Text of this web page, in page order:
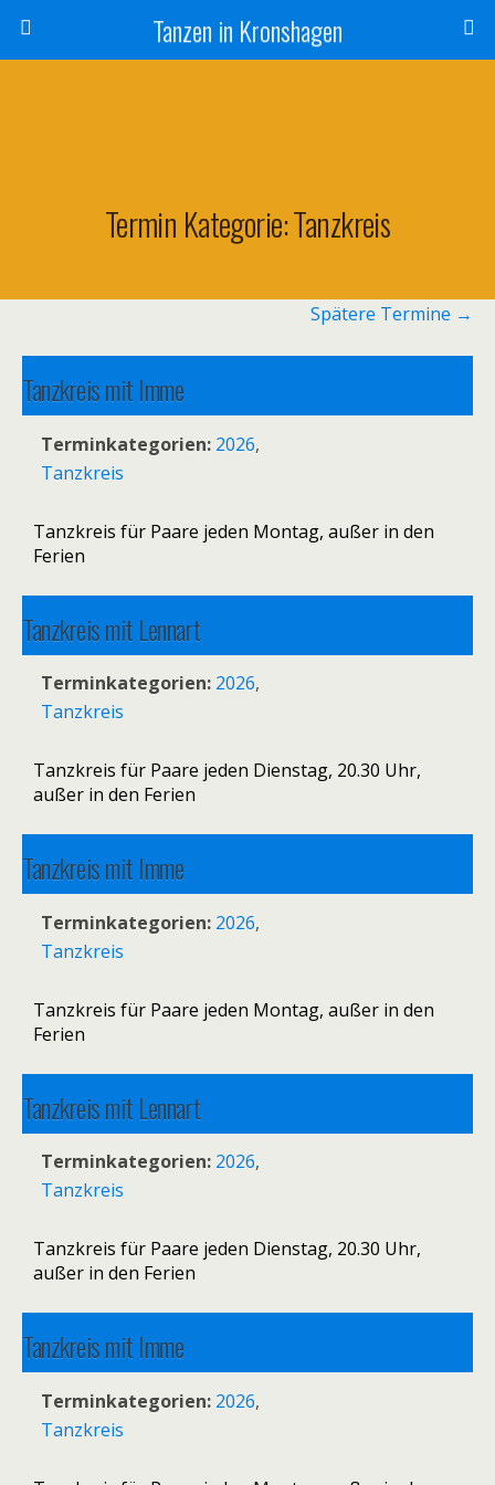
Tanzen in Kronshagen
Termin Kategorie:Tanzkreis
Spätere Termine →
Tanzkreis mit Imme
10. August 2026 19:00– 20:30
Terminkategorien: 2026,
Tanzkreis
Tanzkreis für Paare jeden Montag, außer in den
Ferien
Tanzkreis mit Lennart
11. August 2026 20:30– 22:00
Terminkategorien: 2026,
Tanzkreis
Tanzkreis für Paare jeden Dienstag, 20.30 Uhr,
außer in den Ferien
Tanzkreis mit Imme
17. August 2026 19:00– 20:30
Terminkategorien: 2026,
Tanzkreis
Tanzkreis für Paare jeden Montag, außer in den
Ferien
Tanzkreis mit Lennart
18. August 2026 20:30– 22:00
Terminkategorien: 2026,
Tanzkreis
Tanzkreis für Paare jeden Dienstag, 20.30 Uhr,
außer in den Ferien
Tanzkreis mit Imme
24. August 2026 19:00– 20:30
Terminkategorien: 2026,
Tanzkreis